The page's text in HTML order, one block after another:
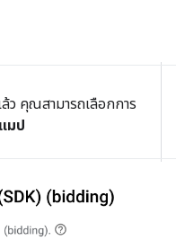
ว คุณสามารถเลือกการ
มป